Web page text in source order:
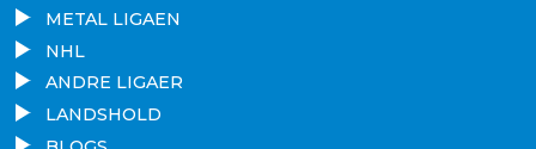
METAL LIGAEN
NHL
ANDRE LIGAER
LANDSHOLD